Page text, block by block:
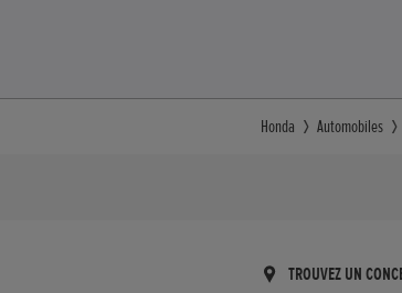
Honda Automobiles
TROUVEZ UN